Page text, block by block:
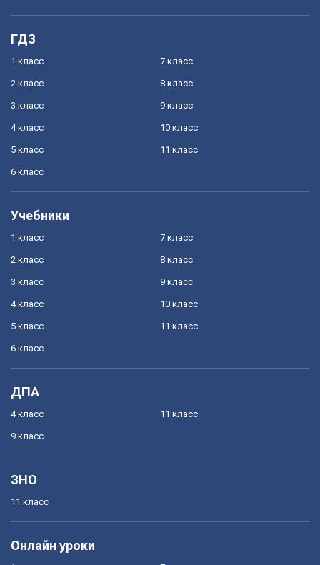
ГДЗ
1 класс
2 класс
3 класс
4 класс
5 класс
6 класс
7 класс
8 класс
9 класс
10 класс
11 класс
Учебники
1 класс
2 класс
3 класс
4 класс
5 класс
6 класс
7 класс
8 класс
9 класс
10 класс
11 класс
ДПА
4 класс
9 класс
11 класс
ЗНО
11 класс
Онлайн уроки